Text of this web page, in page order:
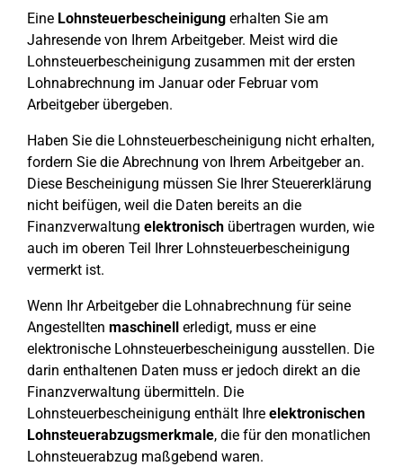
Eine Lohnsteuerbescheinigung erhalten Sie am
Jahresende von Ihrem Arbeitgeber. Meist wird die
Lohnsteuerbescheinigung zusammen mit der ersten
Lohnabrechnung im Januar oder Februar vom
Arbeitgeber übergeben.
Haben Sie die Lohnsteuerbescheinigung nicht erhalten,
fordern Sie die Abrechnung von Ihrem Arbeitgeber an.
Diese Bescheinigung müssen Sie Ihrer Steuererklärung
nicht beifügen, weil die Daten bereits an die
Finanzverwaltung elektronisch übertragen wurden, wie
auch im oberen Teil Ihrer Lohnsteuerbescheinigung
vermerkt ist.
Wenn Ihr Arbeitgeber die Lohnabrechnung für seine
Angestellten maschinell erledigt, muss er eine
elektronische Lohnsteuerbescheinigung ausstellen. Die
darin enthaltenen Daten muss er jedoch direkt an die
Finanzverwaltung übermitteln. Die
Lohnsteuerbescheinigung enthält Ihre elektronischen
Lohnsteuerabzugsmerkmale, die für den monatlichen
Lohnsteuerabzug maßgebend waren.